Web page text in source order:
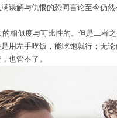
误解与仇恨的恐同言论至今仍然
相似度与可比性的。 但是二者
用左手吃饭，能吃饱就行；无
也管不了。